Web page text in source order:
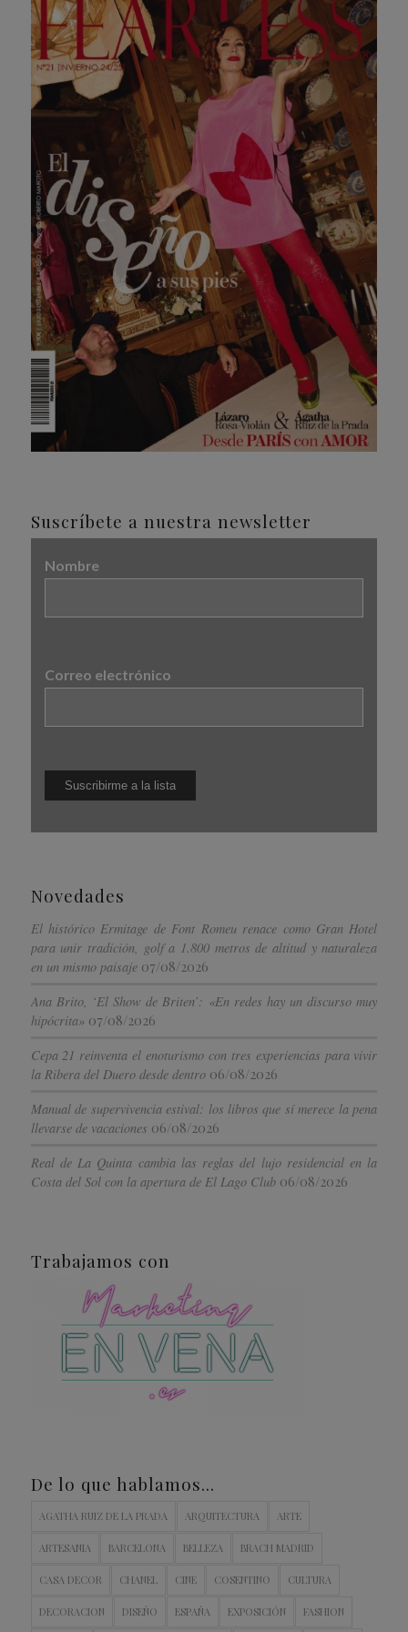
Suscríbete a nuestra newsletter
Nombre
Correo electrónico
Novedades
El histórico Ermitage de Font Romeu renace como Gran Hotel
para unir tradición, golf a 1.800 metros de altitud y naturaleza
en un mismo paisaje 07/08/2026
Ana Brito, ‘El Show de Briten’: «En redes hay un discurso muy
hipócrita» 07/08/2026
Cepa 21 reinventa el enoturismo con tres experiencias para vivir
la Ribera del Duero desde dentro 06/08/2026
Manual de supervivencia estival: los libros que sí merece la pena
llevarse de vacaciones 06/08/2026
Real de La Quinta cambia las reglas del lujo residencial en la
Costa del Sol con la apertura de El Lago Club 06/08/2026
Trabajamos con
De lo que hablamos…
AGATHA RUIZ DE LA PRADA ARQUITECTURA ARTE
ARTESANIA BARCELONA BELLEZA BRACH MADRID
CASA DECOR CHANEL CINE COSENTINO CULTURA
DECORACION DISEÑO ESPAÑA EXPOSICIÓN FASHION